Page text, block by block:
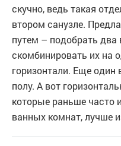
скучно, ведь такая
втором санузле.
путем – подобрать два
скомбинировать их на
горизонтали. Еще один
полу. А вот
которые раньше часто
ванных комнат, лучше